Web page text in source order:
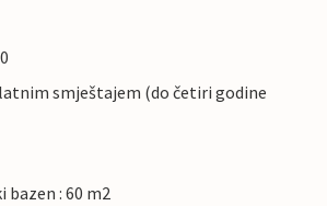
smještajem (do četiri godine
bazen : 60 m2